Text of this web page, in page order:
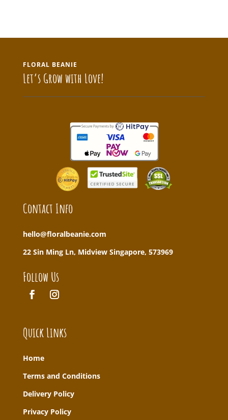
FLORAL BEANIE
Let’s Grow with Love!
Contact Info
hello@floralbeanie.com
22 Sin Ming Ln, Midview Singapore, 573969
Follow Us
Quick Links
Home
Terms and Conditions
Delivery Policy
Privacy Policy